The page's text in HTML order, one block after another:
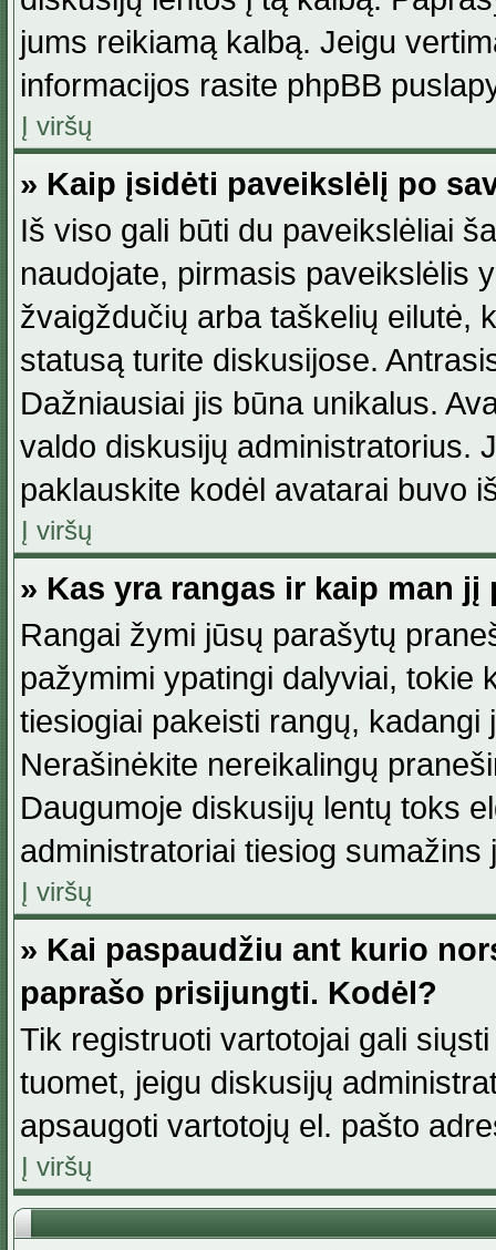
jums reikiamą kalbą. Jeigu
informacijos rasite phpBB
Į viršų
» Kaip įsidėti paveikslėlį po
Iš viso gali būti du paveikslėliai
naudojate, pirmasis paveikslėlis
žvaigždučių arba taškelių eilutė,
statusą turite diskusijose.
Dažniausiai jis būna unikalus.
valdo diskusijų administratorius.
paklauskite kodėl avatarai buvo
Į viršų
» Kas yra rangas ir kaip man jį
Rangai žymi jūsų parašytų
pažymimi ypatingi dalyviai, tokie
tiesiogiai pakeisti rangų,
Nerašinėkite nereikalingų
Daugumoje diskusijų lentų toks
administratoriai tiesiog
Į viršų
» Kai paspaudžiu ant kurio
paprašo prisijungti. Kodėl?
Tik registruoti vartotojai gali
tuomet, jeigu diskusijų
apsaugoti vartotojų el. pašto
Į viršų